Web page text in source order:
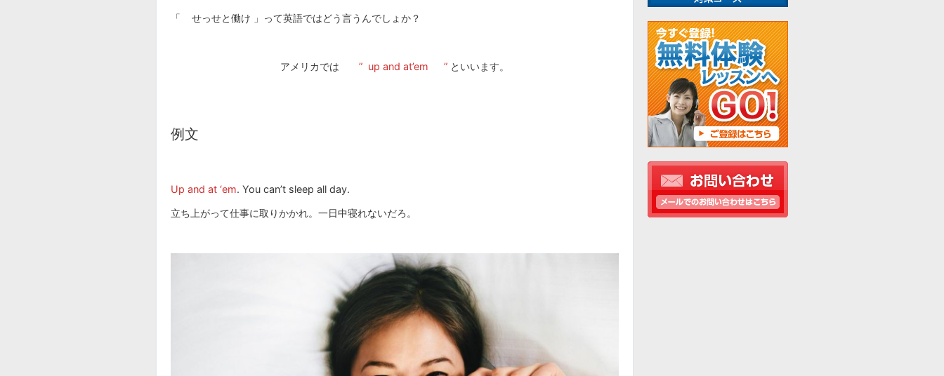
「 せっせと働け 」って英語ではどう言うんでしょか？
アメリカでは ” up and at’em ” といいます。
例文
Up and at ‘em. You can’t sleep all day.
立ち上がって仕事に取りかかれ。一日中寝れないだろ。